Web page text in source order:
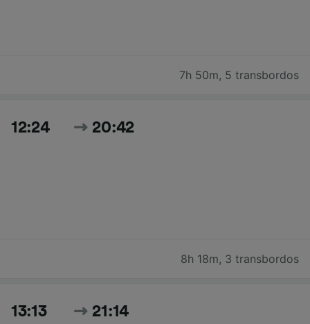
7h 50m, 5 transbordos
12:24 20:42
8h 18m, 3 transbordos
13:13 21:14